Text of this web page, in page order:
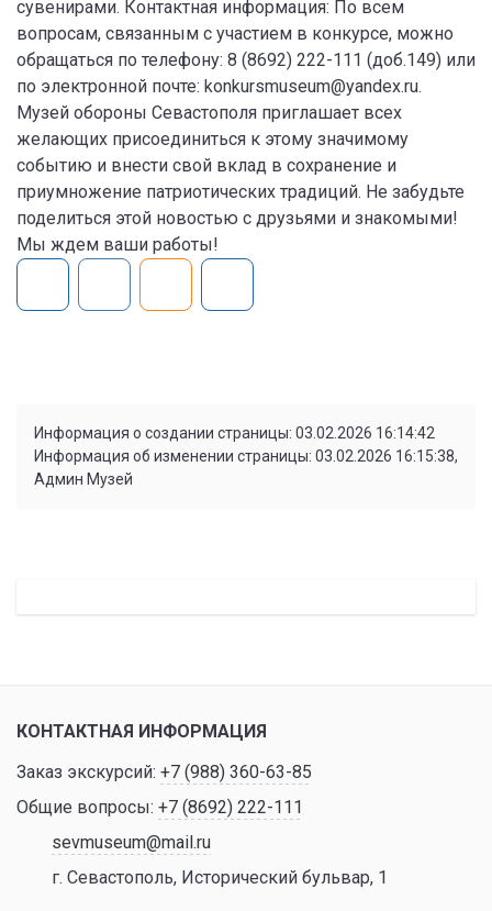
сувенирами. Контактная информация: По всем
вопросам, связанным с участием в конкурсе, можно
обращаться по телефону: 8 (8692) 222-111 (доб.149) или
по электронной почте: konkursmuseum@yandex.ru.
Музей обороны Севастополя приглашает всех
желающих присоединиться к этому значимому
событию и внести свой вклад в сохранение и
приумножение патриотических традиций. Не забудьте
поделиться этой новостью с друзьями и знакомыми!
Мы ждем ваши работы!
Информация о создании страницы: 03.02.2026 16:14:42
Информация об изменении страницы: 03.02.2026 16:15:38,
Админ Музей
КОНТАКТНАЯ ИНФОРМАЦИЯ
Заказ экскурсий: +7 (988) 360-63-85
Общие вопросы: +7 (8692) 222-111
sevmuseum@mail.ru
г. Севастополь, Исторический бульвар, 1